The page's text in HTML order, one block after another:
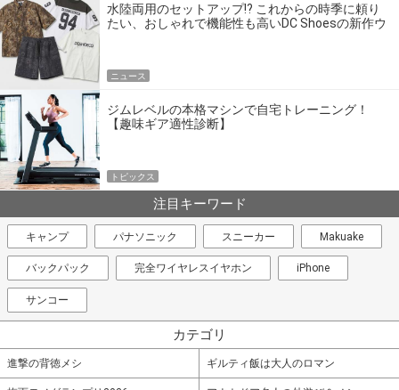
水陸両用のセットアップ!? これからの時季に頼り
たい、おしゃれで機能性も高いDC Shoesの新作ウ
ニュース
ジムレベルの本格マシンで自宅トレーニング！
【趣味ギア適性診断】
トピックス
注目キーワード
キャンプ パナソニック スニーカー Makuake
バックパック 完全ワイヤレスイヤホン iPhone
サンコー
カテゴリ
進撃の背徳メシ ギルティ飯は大人のロマン